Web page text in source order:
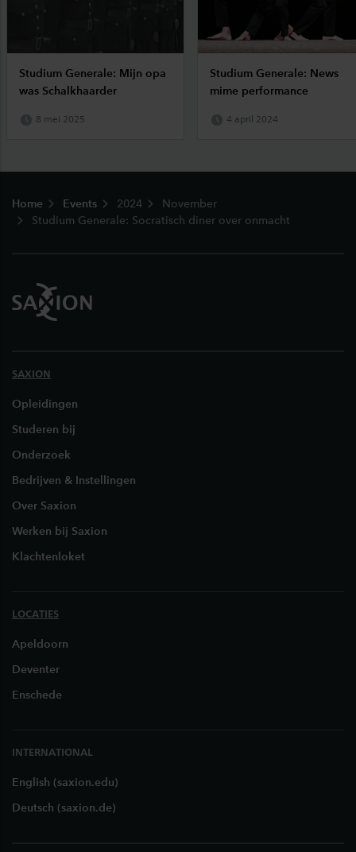
Studium Generale: Mijn opa
was Schalkhaarder
8 mei 2025
Studium Generale: News
mime performance
4 april 2024
Home Events 2024
November
Studium Generale: Socratisch diner over onmacht
SAXION
Opleidingen
Studeren bij
Onderzoek
Bedrijven & Instellingen
Over Saxion
Werken bij Saxion
Klachtenloket
LOCATIES
Apeldoorn
Deventer
Enschede
INTERNATIONAL
English (saxion.edu)
Deutsch (saxion.de)